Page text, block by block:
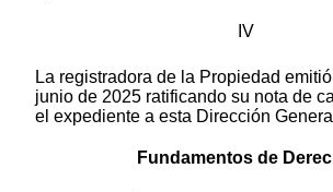
IV
La registradora de la Propiedad
junio de 2025 ratificando su nota de
el expediente a esta Dirección
Fundamentos de